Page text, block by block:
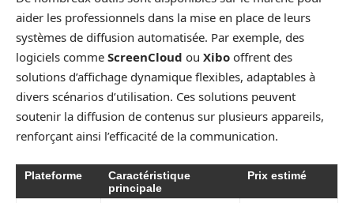
aider les professionnels dans la mise en place de leurs
systèmes de diffusion automatisée. Par exemple, des
logiciels comme ScreenCloud ou Xibo offrent des
solutions d’affichage dynamique flexibles, adaptables à
divers scénarios d’utilisation. Ces solutions peuvent
soutenir la diffusion de contenus sur plusieurs appareils,
renforçant ainsi l’efficacité de la communication.
Plateforme
Caractéristique
principale
Prix estimé